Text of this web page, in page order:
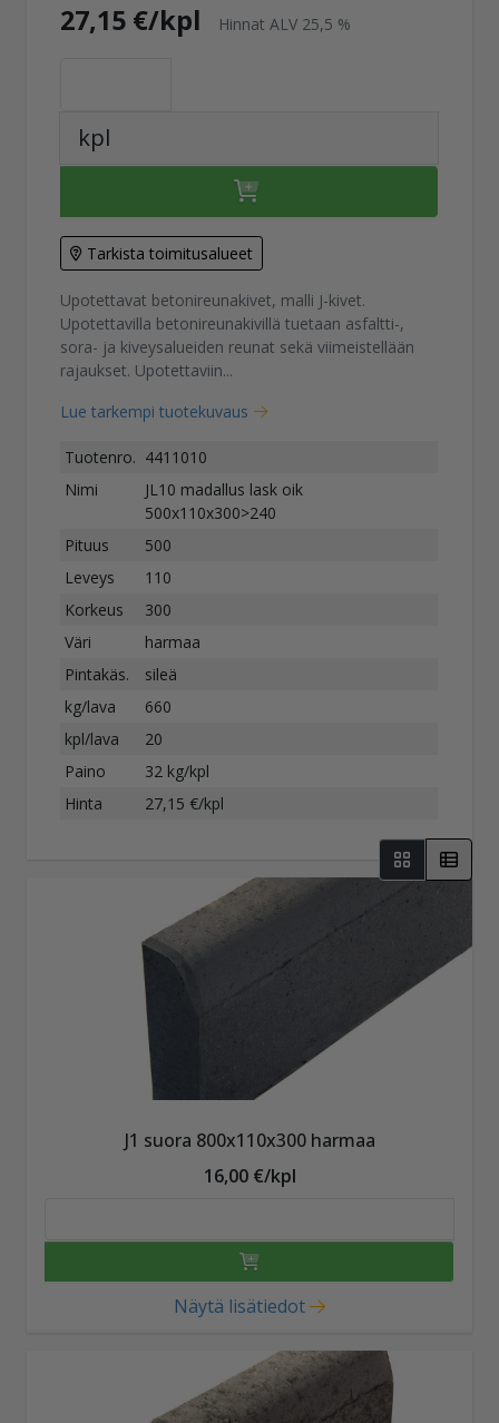
27,15 €/kpl Hinnat ALV 25,5 %
kpl
Tarkista toimitusalueet
Upotettavat betonireunakivet, malli J-kivet.
Upotettavilla betonireunakivillä tuetaan asfaltti-,
sora- ja kiveysalueiden reunat sekä viimeistellään
rajaukset. Upotettaviin...
Lue tarkempi tuotekuvaus
Tuotenro. 4411010
Nimi
JL10 madallus lask oik
500x110x300>240
Pituus
500
Leveys
110
Korkeus
300
Väri
harmaa
Pintakäs.
sileä
kg/lava
660
kpl/lava
20
Paino
32 kg/kpl
Hinta
27,15 €/kpl
J1 suora 800x110x300 harmaa
16,00 €/kpl
Näytä lisätiedot